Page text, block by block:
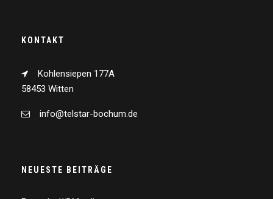
KONTAKT
Kohlensiepen 177A
58453 Witten
info@telstar-bochum.de
NEUESTE BEITRÄGE